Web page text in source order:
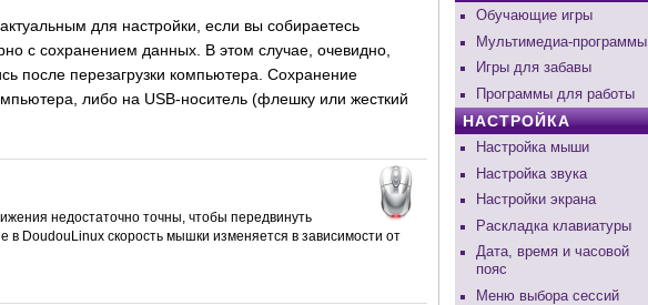
для настройки, если вы собираетесь
с сохранением данных. В этом случае, очевидно,
после перезагрузки компьютера. Сохранение
либо на USB-носитель (флешку или жесткий
недостаточно точны, чтобы передвинуть
в DoudouLinux скорость мышки изменяется в зависимости от
Обучающие игры
Мультимедиа-программы
Игры для забавы
Программы для работы
НАСТРОЙКА
Настройка мыши
Настройка звука
Настройки экрана
Раскладка клавиатуры
Дата, время и часовой
пояс
Меню выбора сессий